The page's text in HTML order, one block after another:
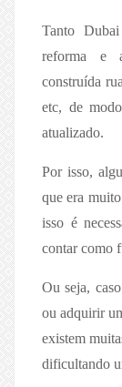
Tanto
reforma e
construída
etc, de
atualizado.
Por isso,
que era
isso é
contar como
Ou seja,
ou adquirir
existem
dificultando